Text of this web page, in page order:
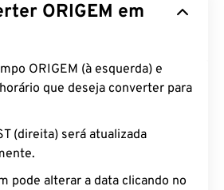
ORIGEM em
ORIGEM (à esquerda) e
que deseja converter para
(direita) será atualizada
pode alterar a data clicando no